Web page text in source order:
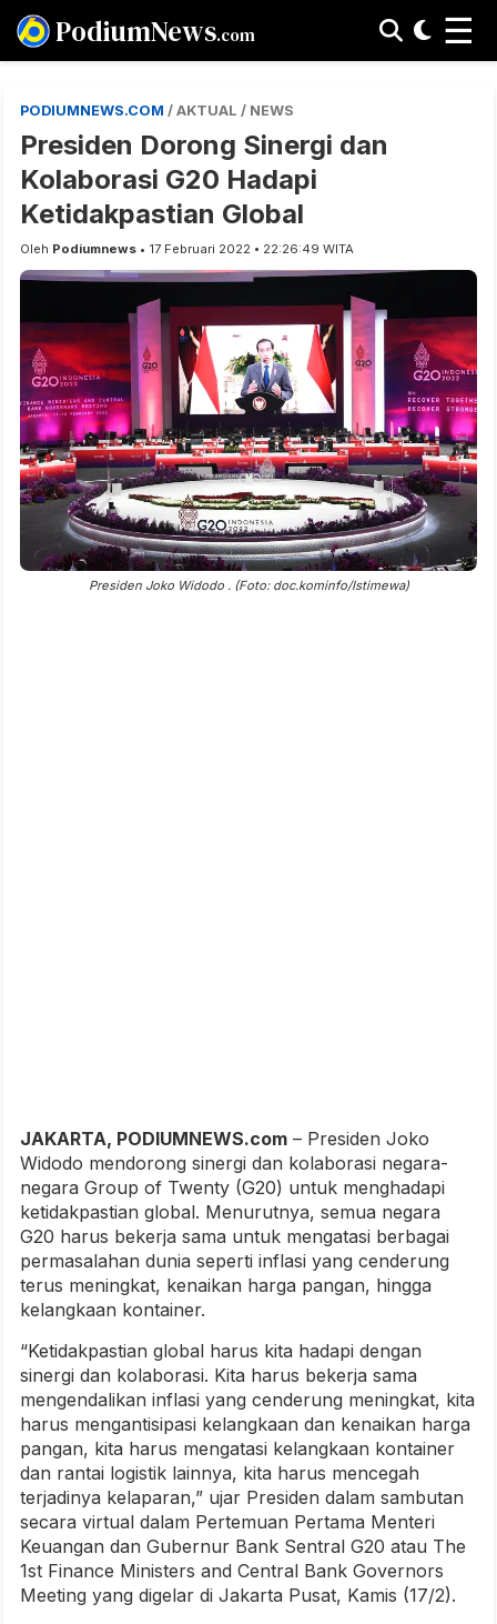
PodiumNews.com ☰
PODIUMNEWS.COM / AKTUAL / NEWS
Presiden Dorong Sinergi dan
Kolaborasi G20 Hadapi
Ketidakpastian Global
Oleh Podiumnews • 17 Februari 2022 • 22:26:49 WITA
Presiden Joko Widodo . (Foto: doc.kominfo/Istimewa)
JAKARTA, PODIUMNEWS.com – Presiden Joko
Widodo mendorong sinergi dan kolaborasi negara-
negara Group of Twenty (G20) untuk menghadapi
ketidakpastian global. Menurutnya, semua negara
G20 harus bekerja sama untuk mengatasi berbagai
permasalahan dunia seperti inflasi yang cenderung
terus meningkat, kenaikan harga pangan, hingga
kelangkaan kontainer.
“Ketidakpastian global harus kita hadapi dengan
sinergi dan kolaborasi. Kita harus bekerja sama
mengendalikan inflasi yang cenderung meningkat, kita
harus mengantisipasi kelangkaan dan kenaikan harga
pangan, kita harus mengatasi kelangkaan kontainer
dan rantai logistik lainnya, kita harus mencegah
terjadinya kelaparan,” ujar Presiden dalam sambutan
secara virtual dalam Pertemuan Pertama Menteri
Keuangan dan Gubernur Bank Sentral G20 atau The
1st Finance Ministers and Central Bank Governors
Meeting yang digelar di Jakarta Pusat, Kamis (17/2).